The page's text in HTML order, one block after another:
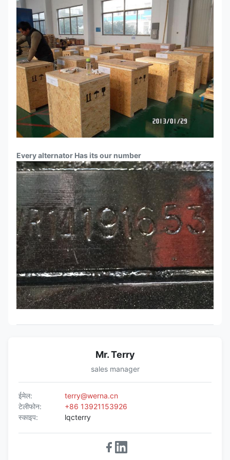
Every alternator Has its our number
Mr. Terry
sales manager
ईमेल:
terry@werna.cn
टेलीफोन:
+86 13921153926
स्काइप:
lqcterry